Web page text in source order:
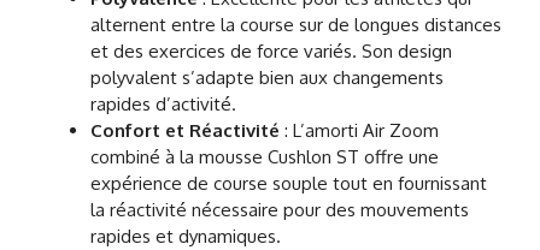
alternent entre la course sur de longues distances
et des exercices de force variés. Son design
polyvalent s’adapte bien aux changements
rapides d’activité.
Confort et Réactivité : L’amorti Air Zoom
combiné à la mousse Cushlon ST offre une
expérience de course souple tout en fournissant
la réactivité nécessaire pour des mouvements
rapides et dynamiques.